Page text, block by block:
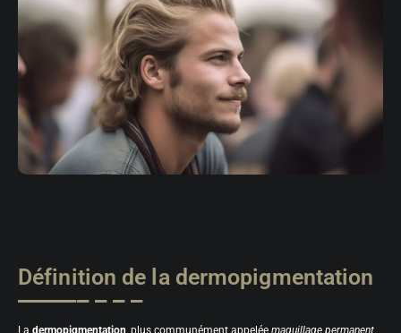
Définition de la dermopigmentation
La dermopigmentation, plus communément appelée maquillage permanent,